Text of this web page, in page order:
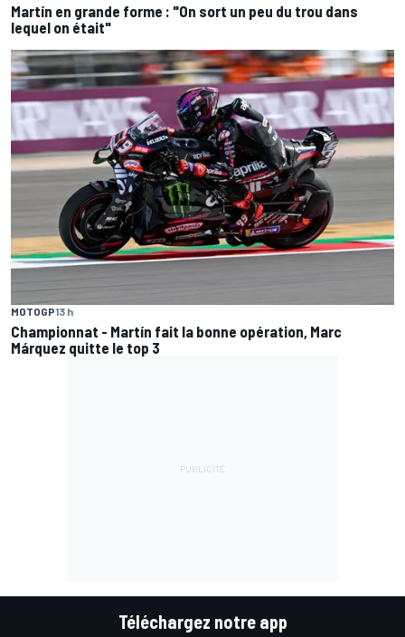
Martín en grande forme : "On sort un peu du trou dans
lequel on était"
MOTOGP13 h
Championnat - Martín fait la bonne opération, Marc
Márquez quitte le top 3
Téléchargez notre app